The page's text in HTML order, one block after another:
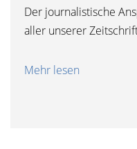
Der journalistische
aller unserer
Mehr lesen